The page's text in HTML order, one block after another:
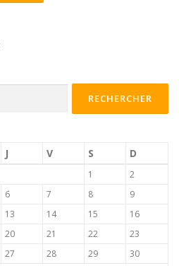
J V S D
1
2
6 7 8
9
13 14 15
16
20 21 22
23
27 28 29
30